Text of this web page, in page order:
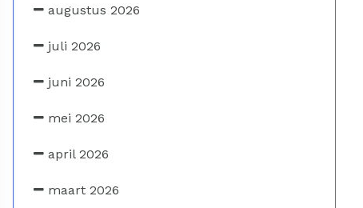
augustus 2026
juli 2026
juni 2026
mei 2026
april 2026
maart 2026